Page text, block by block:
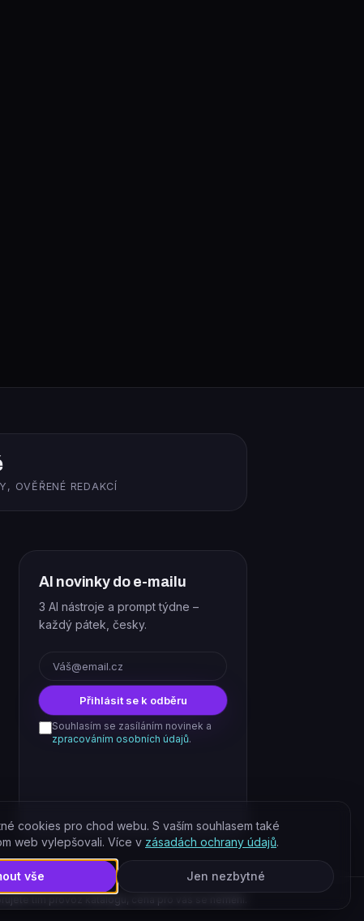
OVĚŘENÉ REDAKCÍ
AI novinky do e-mailu
3 AI nástroje a prompt týdne –
každý pátek, česky.
Přihlásit se k odběru
Souhlasím se zasíláním novinek a
zpracováním osobních údajů.
tím provoz katalogu, cena pro vás se nemění.
cookies pro chod webu. S vaším souhlasem také
web vylepšovali. Více v zásadách ochrany údajů.
vše Jen nezbytné